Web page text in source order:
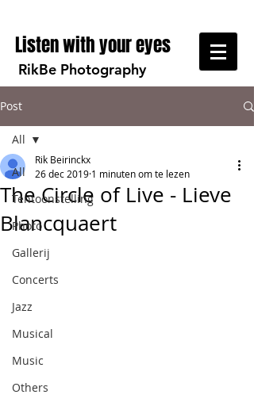
Listen with your eyes
RikBe Photography
Post
All
Tentoonstelling
Photo
Gallerij
Concerts
Jazz
Musical
Music
Others
All
The Circle of Live - Lieve
Blancquaert
Rik Beirinckx
26 dec 2019 1 minuten om te lezen